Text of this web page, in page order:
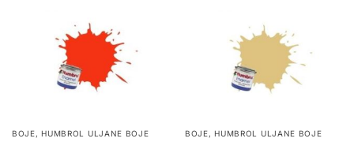
BOJE, HUMBROL ULJANE BOJE BOJE, HUMBROL ULJANE BOJE